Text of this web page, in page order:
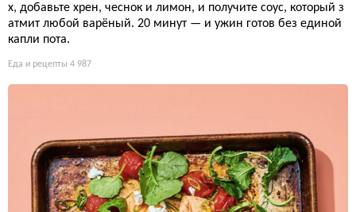
х, добавьте хрен, чеснок и лимон, и получите соус, который з
атмит любой варёный. 20 минут — и ужин готов без единой
капли пота.
Еда и рецепты 4 987